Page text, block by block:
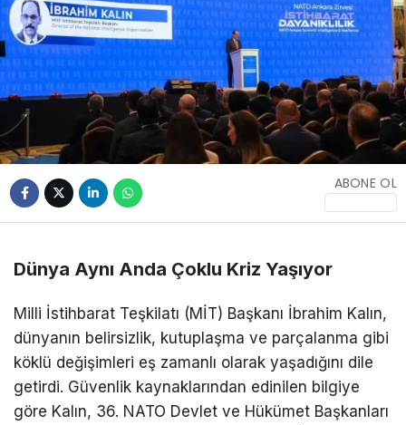
ABONE OL
Dünya Aynı Anda Çoklu Kriz Yaşıyor
Milli İstihbarat Teşkilatı (MİT) Başkanı İbrahim Kalın,
dünyanın belirsizlik, kutuplaşma ve parçalanma gibi
köklü değişimleri eş zamanlı olarak yaşadığını dile
getirdi. Güvenlik kaynaklarından edinilen bilgiye
göre Kalın, 36. NATO Devlet ve Hükümet Başkanları